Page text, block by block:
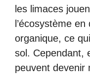
les limaces
l’écosystème
organique, ce
sol. Cependant,
peuvent devenir